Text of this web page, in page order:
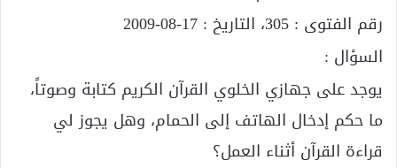
رقم الفتوى : 305، التاريخ : 17-08-2009
السؤال :
يوجد على جهازي الخلوي القرآن الكريم كتابة وصوتاً،
ما حكم إدخال الهاتف إلى الحمام، وهل يجوز لي
قراءة القرآن أثناء العمل؟